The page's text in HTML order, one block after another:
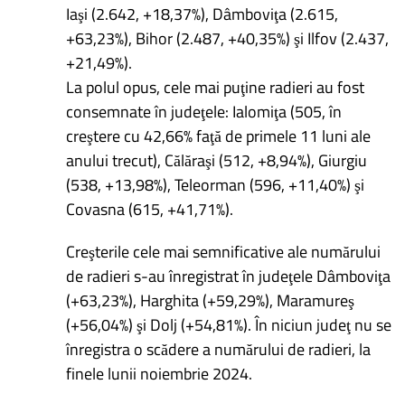
Iaşi (2.642, +18,37%), Dâmboviţa (2.615,
+63,23%), Bihor (2.487, +40,35%) şi Ilfov (2.437,
+21,49%).
La polul opus, cele mai puţine radieri au fost
consemnate în judeţele: Ialomiţa (505, în
creştere cu 42,66% faţă de primele 11 luni ale
anului trecut), Călăraşi (512, +8,94%), Giurgiu
(538, +13,98%), Teleorman (596, +11,40%) şi
Covasna (615, +41,71%).
Creşterile cele mai semnificative ale numărului
de radieri s-au înregistrat în judeţele Dâmboviţa
(+63,23%), Harghita (+59,29%), Maramureş
(+56,04%) şi Dolj (+54,81%). În niciun judeţ nu se
înregistra o scădere a numărului de radieri, la
finele lunii noiembrie 2024.